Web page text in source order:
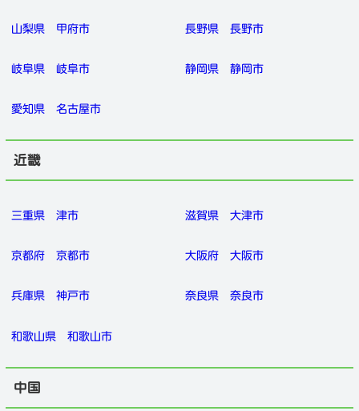
山梨県 甲府市 長野県 長野市
岐阜県 岐阜市 静岡県 静岡市
愛知県 名古屋市
近畿
三重県 津市 滋賀県 大津市
京都府 京都市 大阪府 大阪市
兵庫県 神戸市 奈良県 奈良市
和歌山県 和歌山市
中国